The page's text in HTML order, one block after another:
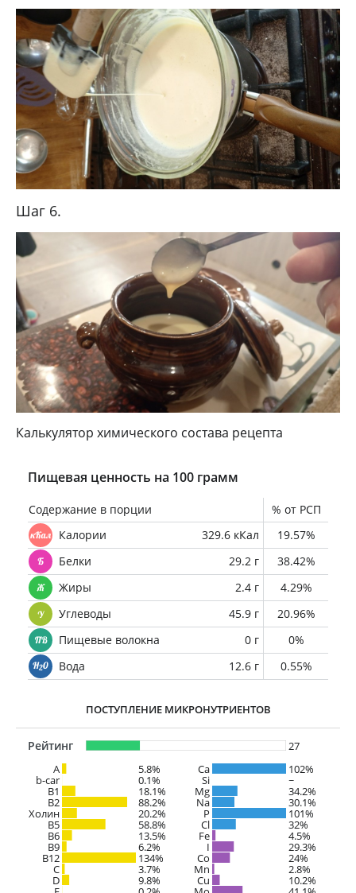
Шаг 6.
Калькулятор химического состава рецепта
Пищевая ценность на 100 грамм
Содержание в порции
% от РСП
Калории
329.6 кКал
19.57%
Белки
29.2 г
38.42%
Жиры
2.4 г
4.29%
Углеводы
45.9 г
20.96%
Пищевые волокна
0 г
0%
Вода
12.6 г 0.55%
ПОСТУПЛЕНИЕ МИКРОНУТРИЕНТОВ
Рейтинг
27
A
5.8%
b-car 0.1%
В1 18.1%
B2 88.2%
Холин 20.2%
B5 58.8%
B6 13.5%
B9 6.2%
B12 134%
C 3.7%
D 9.8%
Ca 102%
Si ~
Mg 34.2%
Na 30.1%
P 101%
Cl 32%
Fe 4.5%
I 29.3%
Co 24%
Mn 2.8%
Cu 10.2%